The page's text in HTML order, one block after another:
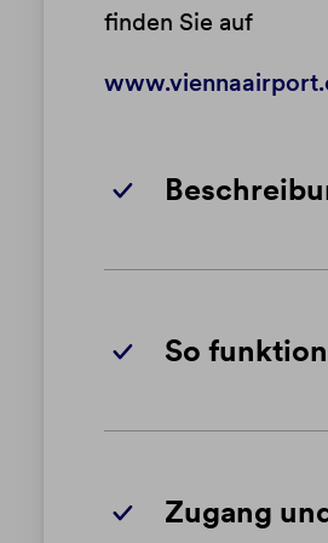
finden Sie auf
So
Zugang